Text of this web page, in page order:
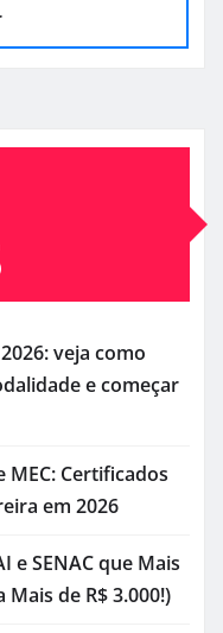
veja como
e começar
Certificados
em 2026
e SENAC que Mais
Mais de R$ 3.000!)